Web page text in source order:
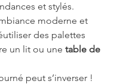
et stylés.
moderne et
des palettes
un lit ou une table de
peut s’inverser !